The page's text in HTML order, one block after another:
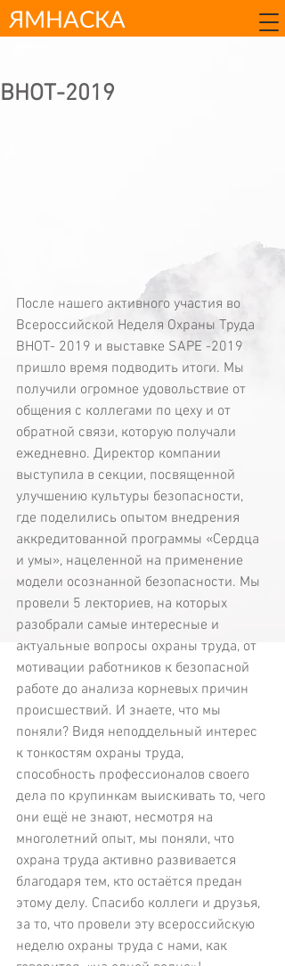
ЯМНАСКА
ВНОТ-2019
После нашего активного участия во
Всероссийской Неделя Охраны Труда
ВНОТ- 2019 и выставке SAPE -2019
пришло время подводить итоги. Мы
получили огромное удовольствие от
общения с коллегами по цеху и от
обратной связи, которую получали
ежедневно. Директор компании
выступила в секции, посвященной
улучшению культуры безопасности,
где поделились опытом внедрения
аккредитованной программы «Сердца
и умы», нацеленной на применение
модели осознанной безопасности. Мы
провели 5 лекториев, на которых
разобрали самые интересные и
актуальные вопросы охраны труда, от
мотивации работников к безопасной
работе до анализа корневых причин
происшествий. И знаете, что мы
поняли? Видя неподдельный интерес
к тонкостям охраны труда,
способность профессионалов своего
дела по крупинкам выискивать то, чего
они ещё не знают, несмотря на
многолетний опыт, мы поняли, что
охрана труда активно развивается
благодаря тем, кто остаётся предан
этому делу. Спасибо коллеги и друзья,
за то, что провели эту всероссийскую
неделю охраны труда с нами, как